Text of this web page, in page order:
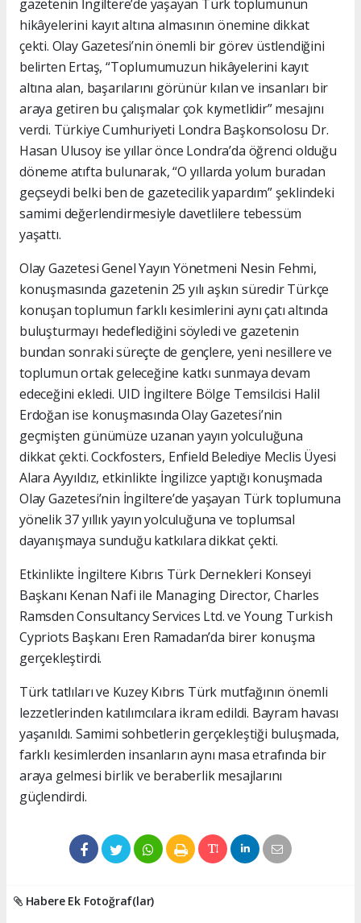
gazetenin İngiltere’de yaşayan Türk toplumunun
hikâyelerini kayıt altına almasının önemine dikkat
çekti. Olay Gazetesi’nin önemli bir görev üstlendiğini
belirten Ertaş, “Toplumumuzun hikâyelerini kayıt
altına alan, başarılarını görünür kılan ve insanları bir
araya getiren bu çalışmalar çok kıymetlidir” mesajını
verdi. Türkiye Cumhuriyeti Londra Başkonsolosu Dr.
Hasan Ulusoy ise yıllar önce Londra’da öğrenci olduğu
döneme atıfta bulunarak, “O yıllarda yolum buradan
geçseydi belki ben de gazetecilik yapardım” şeklindeki
samimi değerlendirmesiyle davetlilere tebessüm
yaşattı.
Olay Gazetesi Genel Yayın Yönetmeni Nesin Fehmi,
konuşmasında gazetenin 25 yılı aşkın süredir Türkçe
konuşan toplumun farklı kesimlerini aynı çatı altında
buluşturmayı hedeflediğini söyledi ve gazetenin
bundan sonraki süreçte de gençlere, yeni nesillere ve
toplumun ortak geleceğine katkı sunmaya devam
edeceğini ekledi. UID İngiltere Bölge Temsilcisi Halil
Erdoğan ise konuşmasında Olay Gazetesi’nin
geçmişten günümüze uzanan yayın yolculuğuna
dikkat çekti. Cockfosters, Enfield Belediye Meclis Üyesi
Alara Ayyıldız, etkinlikte İngilizce yaptığı konuşmada
Olay Gazetesi’nin İngiltere’de yaşayan Türk toplumuna
yönelik 37 yıllık yayın yolculuğuna ve toplumsal
dayanışmaya sunduğu katkılara dikkat çekti.
Etkinlikte İngiltere Kıbrıs Türk Dernekleri Konseyi
Başkanı Kenan Nafi ile Managing Director, Charles
Ramsden Consultancy Services Ltd. ve Young Turkish
Cypriots Başkanı Eren Ramadan’da birer konuşma
gerçekleştirdi.
Türk tatlıları ve Kuzey Kıbrıs Türk mutfağının önemli
lezzetlerinden katılımcılara ikram edildi. Bayram havası
yaşanıldı. Samimi sohbetlerin gerçekleştiği buluşmada,
farklı kesimlerden insanların aynı masa etrafında bir
araya gelmesi birlik ve beraberlik mesajlarını
güçlendirdi.
Habere Ek Fotoğraf(lar)